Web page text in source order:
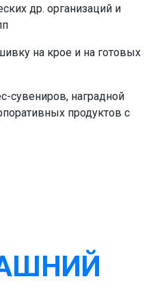
др. организаций и
на крое и на готовых
сувениров, наградной
продуктов с